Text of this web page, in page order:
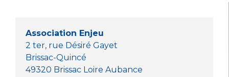
o
k
p er
Association Enjeu
2 ter, rue Désiré Gayet
Brissac-Quincé
49320 Brissac Loire Aubance